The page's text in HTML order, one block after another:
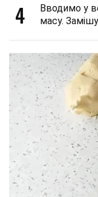
4
Вводимо у
масу.